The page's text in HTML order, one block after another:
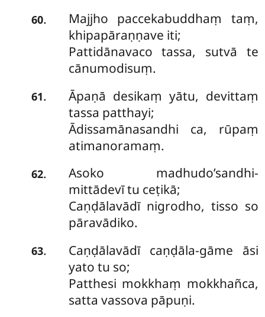
60.
Majjho paccekabuddhaṃ taṃ,
khipapāraṇṇave iti;
Pattidānavaco tassa, sutvā te
cānumodisuṃ.
61.
Āpaṇā desikaṃ yātu, devittaṃ
tassa patthayi;
Ādissamānasandhi ca, rūpaṃ
atimanoramaṃ.
62.
Asoko madhudo’sandhi-
mittādevī tu ceṭikā;
Caṇḍālavādī nigrodho, tisso so
pāravādiko.
63.
Caṇḍālavādī caṇḍāla-gāme āsi
yato tu so;
Patthesi mokkhaṃ mokkhañca,
satta vassova pāpuṇi.